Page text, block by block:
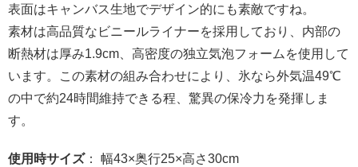
表面はキャンバス生地でデザイン的にも素敵ですね。
素材は高品質なビニールライナーを採用しており、内部の
断熱材は厚み1.9cm、高密度の独立気泡フォームを使用して
います。この素材の組み合わせにより、氷なら外気温49℃
の中で約24時間維持できる程、驚異の保冷力を発揮しま
す。
使用時サイズ ： 幅43×奥行25×高さ30cm